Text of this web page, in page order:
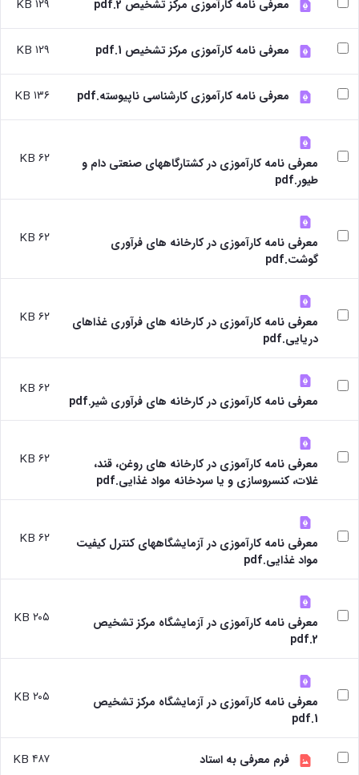
تکمیلیکارشناسی
و
آئین
نامه
ها
ترم
بندی
دروس
تحصیلات
تکمیلی
فرم
ها
و
آئین
نامه
ها
سمینارها
پایان
نامه
ها
ترم
بندی
دروس
ترفیع
آئین
نامه
فرم
های
پژوهشی
کارگاه ها
و
آزمایشگاه
ها
آزمایشگاه
انگل
شناسی
آزمایشگاه
بیوشیمی
و
فیزیولوژی
آزمایشگاه
پاتولوژی
آزمایشگاه
میکروب
شناسی
آزمایشگاه
آزمایشگاه
بهداشت
و
کنترل
کیفی
مواد
غذایی
سالن
تشریح
آزمایشگاهی
نشریات
Avicenna
Veterinary
Research
آموزشی
بهداشت
و
کنترل
کیفی
موادغذایی
معرفی نامه کارآموزی مرکز تشخیص 2.pdf ۱۲۹ KB
معرفی نامه کارآموزی مرکز تشخیص 1.pdf ۱۲۹ KB
معرفی نامه کارآموزی کارشناسی ناپیوسته.pdf ۱۳۶ KB
معرفی نامه کارآموزی در کشتارگاههای صنعتی دام و
طیور.pdf
۶۲ KB
معرفی نامه کارآموزی در کارخانه های فرآوری
گوشت.pdf
۶۲ KB
معرفی نامه کارآموزی در کارخانه های فرآوری غذاهای
دریایی.pdf
۶۲ KB
معرفی نامه کارآموزی در کارخانه های فرآوری شیر.pdf
۶۲ KB
معرفی نامه کارآموزی در کارخانه های روغن، قند،
غلات، کنسروسازی و یا سردخانه مواد غذایی.pdf
۶۲ KB
معرفی نامه کارآموزی در آزمایشگاههای کنترل کیفیت
مواد غذایی.pdf
۶۲ KB
معرفی نامه کارآموزی در آزمایشگاه مرکز تشخیص
2.pdf
۲۰۵ KB
معرفی نامه کارآموزی در آزمایشگاه مرکز تشخیص
1.pdf
۲۰۵ KB
فرم معرفی به استاد ۴۸۷ KB